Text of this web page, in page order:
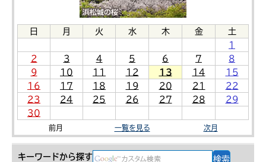
日 月 火 水 木 金
土
1
2
3 4 5 6 7
8
9
10 11 12 13 14
15
16
17 18 19 20 21
22
23
24 25 26 27 28
29
30
前月 一覧を見る 次月
キーワードから探す